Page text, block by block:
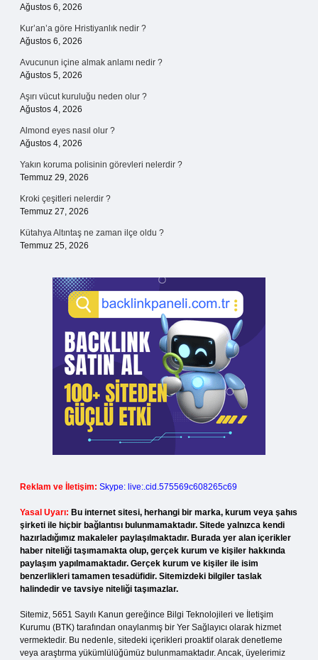
Ağustos 6, 2026
Kur’an’a göre Hristiyanlık nedir ?
Ağustos 6, 2026
Avucunun içine almak anlamı nedir ?
Ağustos 5, 2026
Aşırı vücut kuruluğu neden olur ?
Ağustos 4, 2026
Almond eyes nasıl olur ?
Ağustos 4, 2026
Yakın koruma polisinin görevleri nelerdir ?
Temmuz 29, 2026
Kroki çeşitleri nelerdir ?
Temmuz 27, 2026
Kütahya Altıntaş ne zaman ilçe oldu ?
Temmuz 25, 2026
Reklam ve İletişim: Skype: live:.cid.575569c608265c69
Yasal Uyarı: Bu internet sitesi, herhangi bir marka, kurum veya şahıs
şirketi ile hiçbir bağlantısı bulunmamaktadır. Sitede yalnızca kendi
hazırladığımız makaleler paylaşılmaktadır. Burada yer alan içerikler
haber niteliği taşımamakta olup, gerçek kurum ve kişiler hakkında
paylaşım yapılmamaktadır. Gerçek kurum ve kişiler ile isim
benzerlikleri tamamen tesadüfidir. Sitemizdeki bilgiler taslak
halindedir ve tavsiye niteliği taşımazlar.
Sitemiz, 5651 Sayılı Kanun gereğince Bilgi Teknolojileri ve İletişim
Kurumu (BTK) tarafından onaylanmış bir Yer Sağlayıcı olarak hizmet
vermektedir. Bu nedenle, sitedeki içerikleri proaktif olarak denetleme
veya araştırma yükümlülüğümüz bulunmamaktadır. Ancak, üyelerimiz